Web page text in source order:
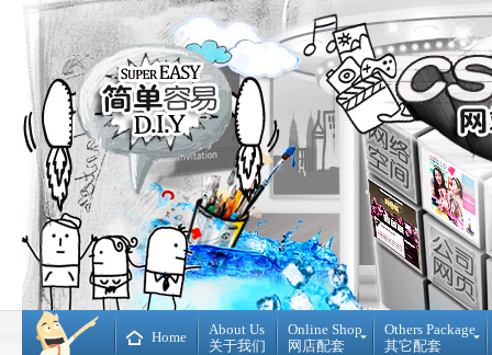
Home
About Us
关于我们
Online Shop
网店配套
Others Package
其它配套